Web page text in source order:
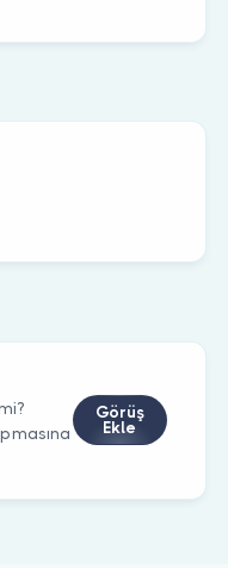
Görüş
Ekle